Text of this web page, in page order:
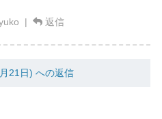
| 返信
21日) への返信